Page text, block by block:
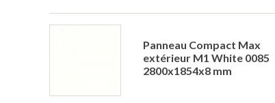
Panneau Compact Max
extérieur M1 White 0085
2800x1854x8 mm